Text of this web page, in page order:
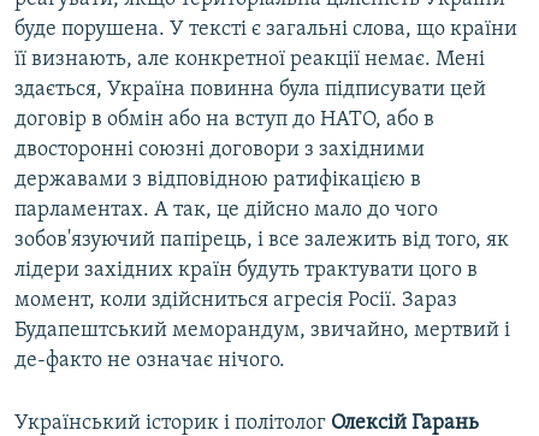
буде порушена. У тексті є загальні слова, що країни
її визнають, але конкретної реакції немає. Мені
здається, Україна повинна була підписувати цей
договір в обмін або на вступ до НАТО, або в
двосторонні союзні договори з західними
державами з відповідною ратифікацією в
парламентах. А так, це дійсно мало до чого
зобов'язуючий папірець, і все залежить від того, як
лідери західних країн будуть трактувати цого в
момент, коли здійсниться агресія Росії. Зараз
Будапештський меморандум, звичайно, мертвий і
де-факто не означає нічого.
Український історик і політолог Олексій Гарань